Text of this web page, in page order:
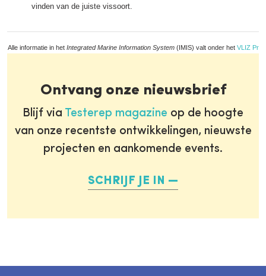
vinden van de juiste vissoort.
Alle informatie in het Integrated Marine Information System (IMIS) valt onder het VLIZ
Ontvang onze nieuwsbrief
Blijf via Testerep magazine op de hoogte
van onze recentste ontwikkelingen, nieuwste
projecten en aankomende events.
SCHRIJF JE IN